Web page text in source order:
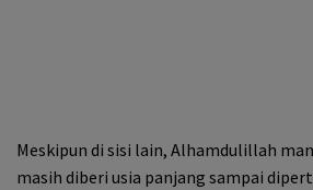
Meskipun di sisi lain, Alhamdulillah
masih diberi usia panjang sampai